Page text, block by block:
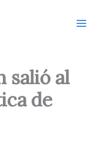
salió al
de